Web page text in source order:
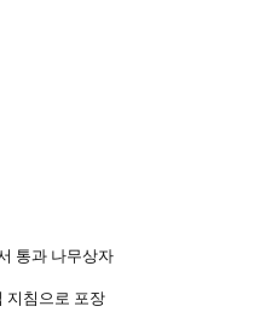
통과 나무상자
지침으로 포장